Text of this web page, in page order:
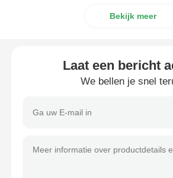
Bekijk meer
Laat een bericht
We bellen je snel